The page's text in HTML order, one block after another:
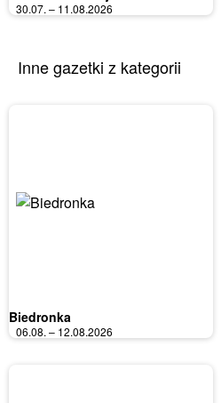
30.07. – 11.08.2026
Inne gazetki z kategorii
Biedronka
06.08. – 12.08.2026